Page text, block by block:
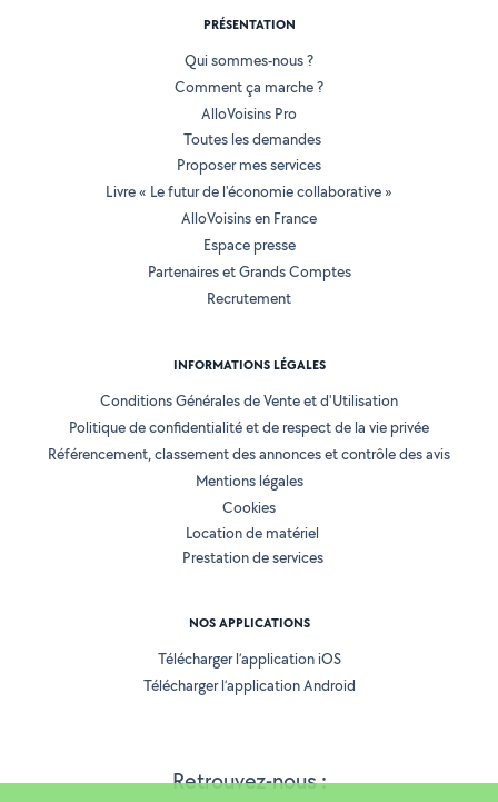
Retrouvez-nous :
PRÉSENTATION
Qui sommes-nous ?
Comment ça marche ?
AlloVoisins Pro
Toutes les demandes
Proposer mes services
Livre « Le futur de l'économie collaborative »
AlloVoisins en France
Espace presse
Partenaires et Grands Comptes
Recrutement
INFORMATIONS LÉGALES
Conditions Générales de Vente et d'Utilisation
Politique de confidentialité et de respect de la vie privée
Référencement, classement des annonces et contrôle des avis
Mentions légales
Cookies
Location de matériel
Prestation de services
NOS APPLICATIONS
Télécharger l’application iOS
Télécharger l’application Android